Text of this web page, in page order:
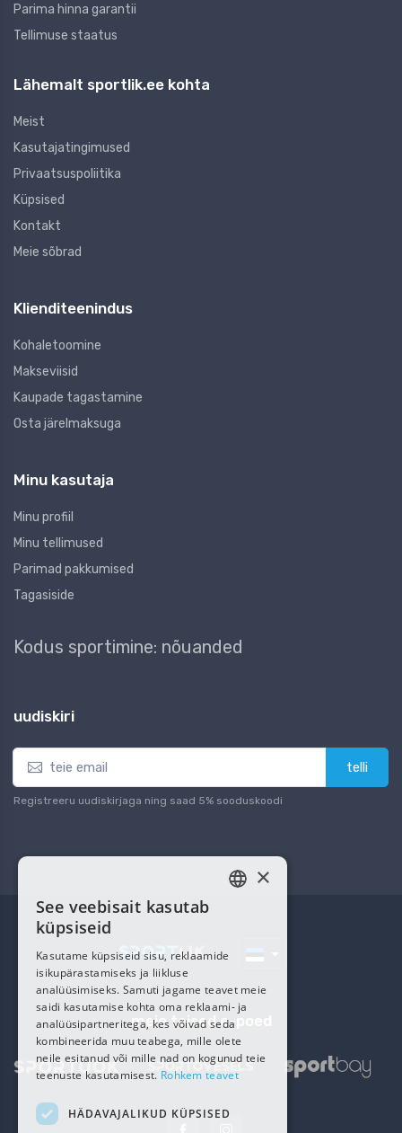
Parima hinna garantii
Tellimuse staatus
Lähemalt sportlik.ee kohta
Meist
Kasutajatingimused
Privaatsuspoliitika
Küpsised
Kontakt
Meie sõbrad
Klienditeenindus
Kohaletoomine
Makseviisid
Kaupade tagastamine
Osta järelmaksuga
Minu kasutaja
Minu profiil
Minu tellimused
Parimad pakkumised
Tagasiside
Kodus sportimine: nõuanded
uudiskiri
telli
Registreeru uudiskirjaga ning saad 5% sooduskoodi
meie teised e-poed
×
See veebisait kasutab
küpsiseid
Kasutame küpsiseid sisu, reklaamide
isikupärastamiseks ja liikluse
analüüsimiseks. Samuti jagame teavet meie
saidi kasutamise kohta oma reklaami- ja
analüüsipartneritega, kes võivad seda
kombineerida muu teabega, mille olete
neile esitanud või mille nad on kogunud teie
teenuste kasutamisest. Rohkem teavet
HÄDAVAJALIKUD KÜPSISED